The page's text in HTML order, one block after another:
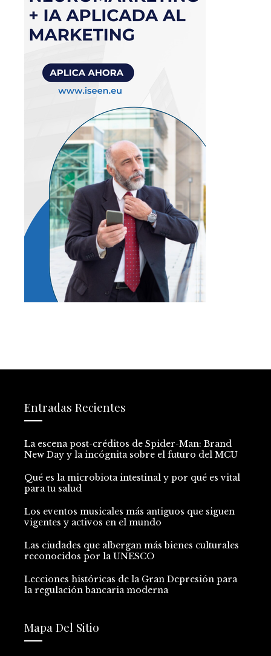
Entradas Recientes
La escena post-créditos de Spider-Man: Brand
New Day y la incógnita sobre el futuro del MCU
Qué es la microbiota intestinal y por qué es vital
para tu salud
Los eventos musicales más antiguos que siguen
vigentes y activos en el mundo
Las ciudades que albergan más bienes culturales
reconocidos por la UNESCO
Lecciones históricas de la Gran Depresión para
la regulación bancaria moderna
Mapa Del Sitio